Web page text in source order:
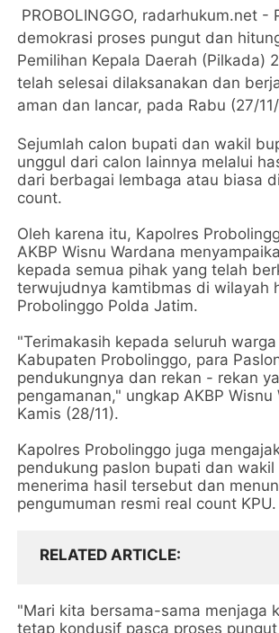
PROBOLINGGO, radarhukum.net -
demokrasi proses pungut dan
Pemilihan Kepala Daerah (Pilkada)
telah selesai dilaksanakan dan
aman dan lancar, pada Rabu (27/
Sejumlah calon bupati dan wakil
unggul dari calon lainnya melalui
dari berbagai lembaga atau biasa
count.
Oleh karena itu, Kapolres
AKBP Wisnu Wardana
kepada semua pihak yang telah
terwujudnya kamtibmas di wilayah
Probolinggo Polda Jatim.
"Terimakasih kepada seluruh
Kabupaten Probolinggo, para
pendukungnya dan rekan - rekan
pengamanan," ungkap AKBP Wisnu
Kamis (28/11).
Kapolres Probolinggo juga
pendukung paslon bupati dan
menerima hasil tersebut dan
pengumuman resmi real count KPU.
RELATED ARTICLE
"Mari kita bersama-sama menjaga
tetap kondusif pasca proses